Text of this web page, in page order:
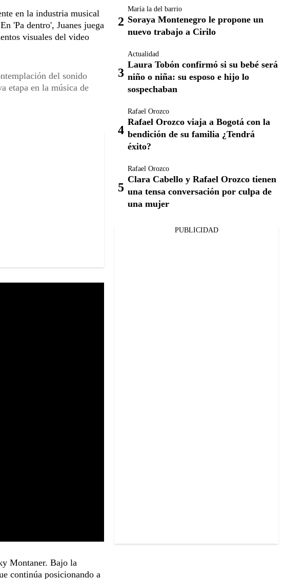
en la industria musical
'Pa dentro', Juanes juega
visuales del video
del sonido
etapa en la música de
Montaner. Bajo la
continúa posicionando a
María la del barrio
Soraya Montenegro le propone un
nuevo trabajo a Cirilo
Actualidad
Laura Tobón confirmó si su bebé será
niño o niña: su esposo e hijo lo
sospechaban
Rafael Orozco
Rafael Orozco viaja a Bogotá con la
bendición de su familia ¿Tendrá
éxito?
Rafael Orozco
Clara Cabello y Rafael Orozco tienen
una tensa conversación por culpa de
una mujer
PUBLICIDAD